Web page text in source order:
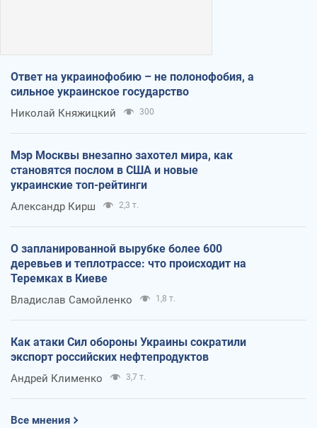
Ответ на украинофобию – не полонофобия, а
сильное украинское государство
Николай Княжицкий 300
Мэр Москвы внезапно захотел мира, как
становятся послом в США и новые
украинские топ-рейтинги
Александр Кирш 2,3 т.
О запланированной вырубке более 600
деревьев и теплотрассе: что происходит на
Теремках в Киеве
Владислав Самойленко 1,8 т.
Как атаки Сил обороны Украины сократили
экспорт российских нефтепродуктов
Андрей Клименко 3,7 т.
Все мнения